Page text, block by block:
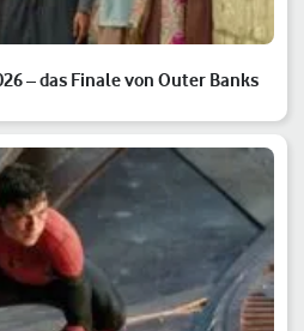
– das Finale von Outer Banks